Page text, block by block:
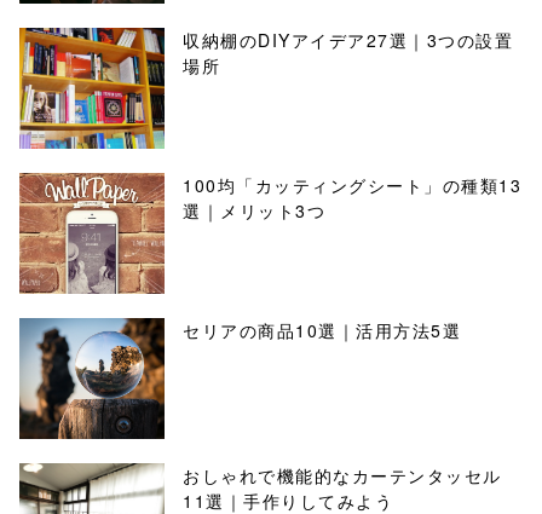
収納棚のDIYアイデア27選｜3つの設置
場所
100均「カッティングシート」の種類13
選｜メリット3つ
セリアの商品10選｜活用方法5選
おしゃれで機能的なカーテンタッセル
11選｜手作りしてみよう